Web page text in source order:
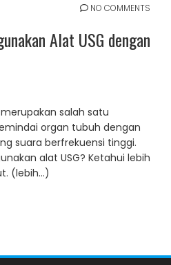
NO COMMENTS
Alat USG dengan
salah satu
organ tubuh dengan
suara berfrekuensi tinggi.
alat USG? Ketahui lebih
(lebih…)